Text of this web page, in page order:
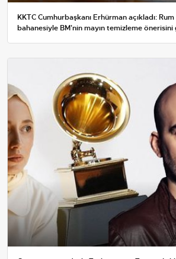
KKTC Cumhurbaşkanı Erhürman açıkladı:
bahanesiyle BM'nin mayın temizleme önerisini